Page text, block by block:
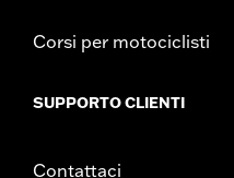
Corsi per motociclisti
SUPPORTO CLIENTI
Contattaci